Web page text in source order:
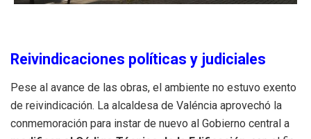
Reivindicaciones políticas y judiciales
Pese al avance de las obras, el ambiente no estuvo exento
de reivindicación. La alcaldesa de Valéncia aprovechó la
conmemoración para instar de nuevo al Gobierno central a